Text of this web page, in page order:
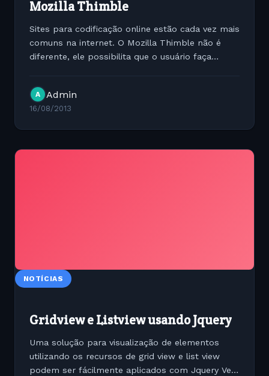
Mozilla Thimble
Sites para codificação online estão cada vez mais
comuns na internet. O Mozilla Thimble não é
diferente, ele possibilita que o usuário faça
https://thimble.webmaker.org/...
A Admin
16/08/2013
NOTÍCIAS
Gridview e Listview usando Jquery
Uma solução para visualização de elementos
utilizando os recursos de grid view e list view
podem ser fácilmente aplicados com Jquery Veja